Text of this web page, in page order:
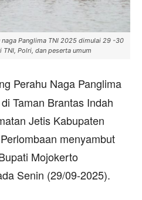
Panglima TNI 2025 dimulai 29 -30
Polri, dan peserta umum
Perahu Naga Panglima
Taman Brantas Indah
Jetis Kabupaten
menyambut
Mojokerto
Senin (29/09-2025).